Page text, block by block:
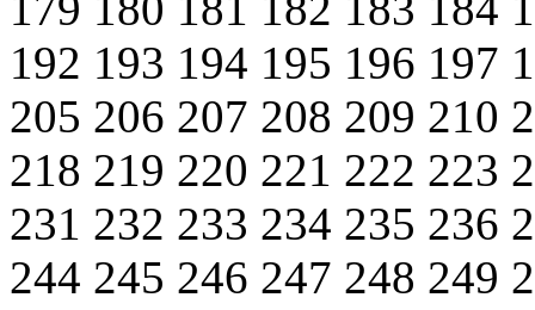
192 193 194 195 196 197
205 206 207 208 209 210
218 219 220 221 222 223
231 232 233 234 235 236
244 245 246 247 248 249